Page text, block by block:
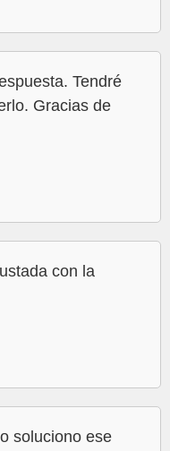
Tendré
Gracias de
con la
soluciono ese